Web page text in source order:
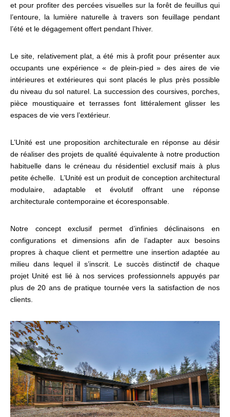
et pour profiter des percées visuelles sur la forêt de feuillus qui
l’entoure, la lumière naturelle à travers son feuillage pendant
l’été et le dégagement offert pendant l’hiver.
Le site, relativement plat, a été mis à profit pour présenter aux
occupants une expérience « de plein-pied » des aires de vie
intérieures et extérieures qui sont placés le plus près possible
du niveau du sol naturel. La succession des coursives, porches,
pièce moustiquaire et terrasses font littéralement glisser les
espaces de vie vers l’extérieur.
L’Unité est une proposition architecturale en réponse au désir
de réaliser des projets de qualité équivalente à notre production
habituelle dans le créneau du résidentiel exclusif mais à plus
petite échelle. L’Unité est un produit de conception architectural
modulaire, adaptable et évolutif offrant une réponse
architecturale contemporaine et écoresponsable.
Notre concept exclusif permet d’infinies déclinaisons en
configurations et dimensions afin de l’adapter aux besoins
propres à chaque client et permettre une insertion adaptée au
milieu dans lequel il s’inscrit. Le succès distinctif de chaque
projet Unité est lié à nos services professionnels appuyés par
plus de 20 ans de pratique tournée vers la satisfaction de nos
clients.